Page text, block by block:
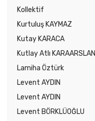
Kollektif
Kurtuluş KAYMAZ
Kutay KARACA
Kutlay Atlı KARAARSLAN
Lamiha Öztürk
Levent AYDIN
Levent AYDIN
Levent BÖRKLÜOĞLU